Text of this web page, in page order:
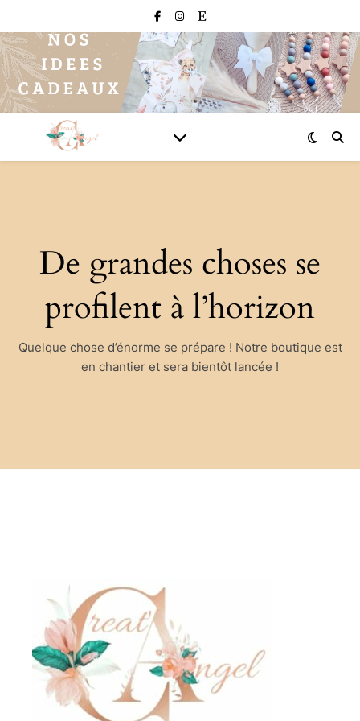
De grandes choses se
profilent à l’horizon
Quelque chose d’énorme se prépare ! Notre boutique est
en chantier et sera bientôt lancée !